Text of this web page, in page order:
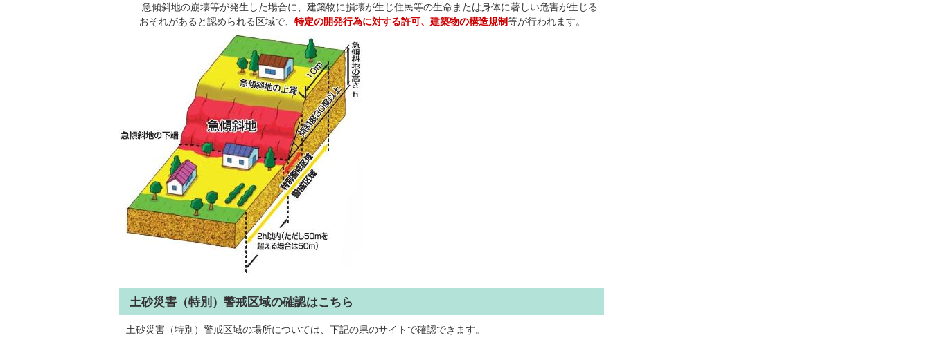
急傾斜地の崩壊等が発生した場合に、建築物に損壊が生じ住民等の生命または身体に著しい危害が生じる
おそれがあると認められる区域で、 特定の開発行為に対する許可、建築物の構造規制等が行われます。
土砂災害（特別）警戒区域の確認はこちら
土砂災害（特別）警戒区域の場所については、下記の県のサイトで確認できます。